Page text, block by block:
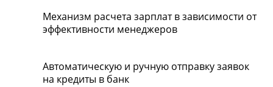
Механизм расчета зарплат в зависимости от
эффективности менеджеров
Автоматическую и ручную отправку заявок
на кредиты в банк